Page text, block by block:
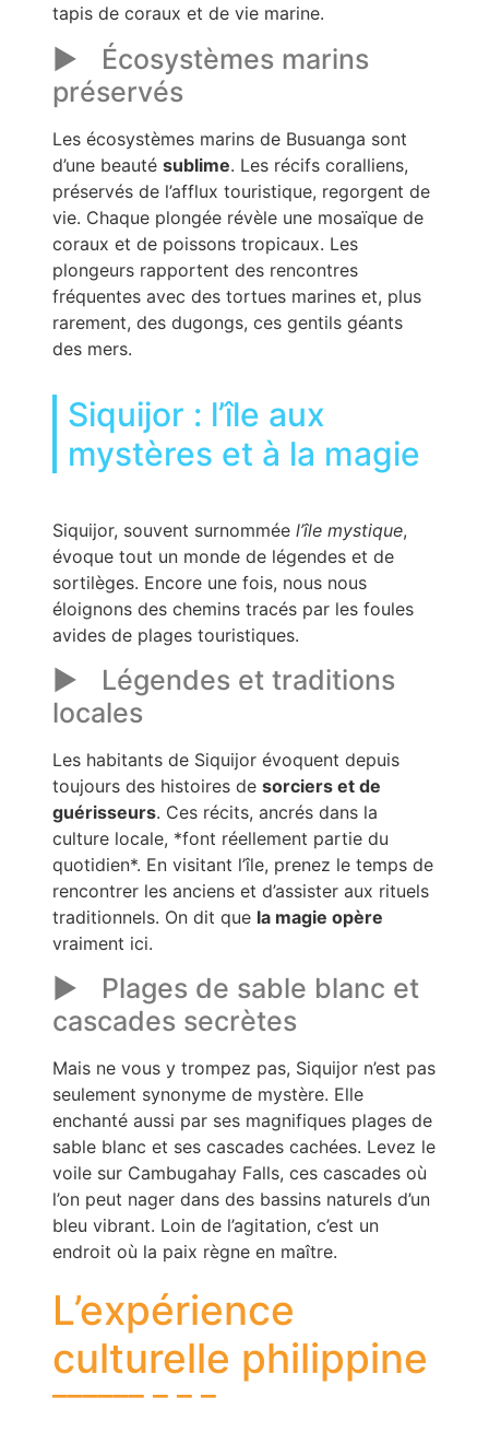
tapis de coraux et de vie marine.
Écosystèmes marins
préservés
Les écosystèmes marins de Busuanga sont
d’une beauté sublime. Les récifs coralliens,
préservés de l’afflux touristique, regorgent de
vie. Chaque plongée révèle une mosaïque de
coraux et de poissons tropicaux. Les
plongeurs rapportent des rencontres
fréquentes avec des tortues marines et, plus
rarement, des dugongs, ces gentils géants
des mers.
Siquijor : l’île aux
mystères et à la magie
Siquijor, souvent surnommée l’île mystique,
évoque tout un monde de légendes et de
sortilèges. Encore une fois, nous nous
éloignons des chemins tracés par les foules
avides de plages touristiques.
Légendes et traditions
locales
Les habitants de Siquijor évoquent depuis
toujours des histoires de sorciers et de
guérisseurs. Ces récits, ancrés dans la
culture locale, *font réellement partie du
quotidien*. En visitant l’île, prenez le temps de
rencontrer les anciens et d’assister aux rituels
traditionnels. On dit que la magie opère
vraiment ici.
Plages de sable blanc et
cascades secrètes
Mais ne vous y trompez pas, Siquijor n’est pas
seulement synonyme de mystère. Elle
enchanté aussi par ses magnifiques plages de
sable blanc et ses cascades cachées. Levez le
voile sur Cambugahay Falls, ces cascades où
l’on peut nager dans des bassins naturels d’un
bleu vibrant. Loin de l’agitation, c’est un
endroit où la paix règne en maître.
L’expérience
culturelle philippine